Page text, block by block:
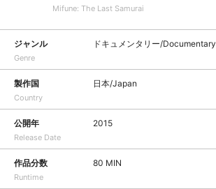
Mifune: The Last Samurai
ジャンル
Genre
ドキュメンタリー/Documentary
製作国
Country
日本/Japan
公開年
Release Date
2015
作品分数
Runtime
80 MIN